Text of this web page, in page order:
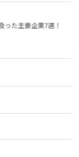
った主要企業7選！